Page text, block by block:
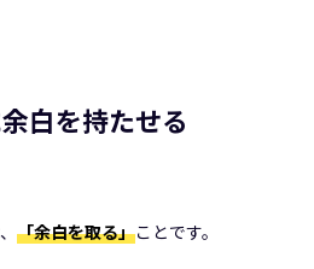
白を持たせる
「余白を取る」ことです。